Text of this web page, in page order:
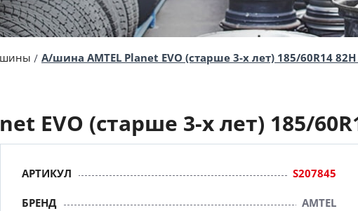
шины А/шина AMTEL Planet EVO (старше 3-х лет) 185/60R14 82H
EVO (старше 3-х лет) 185/
АРТИКУЛ S207845
БРЕНД AMTEL